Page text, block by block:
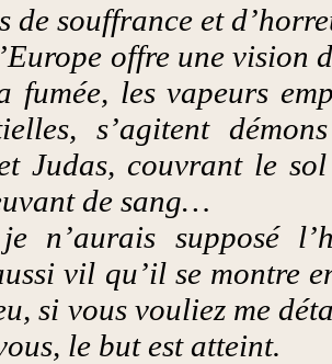
de souffrance et
offre une vision
fumée, les vapeurs
s’agitent
Judas, couvrant le
de sang…
n’aurais supposé
vil qu’il se montre
si vous vouliez me
le but est atteint.